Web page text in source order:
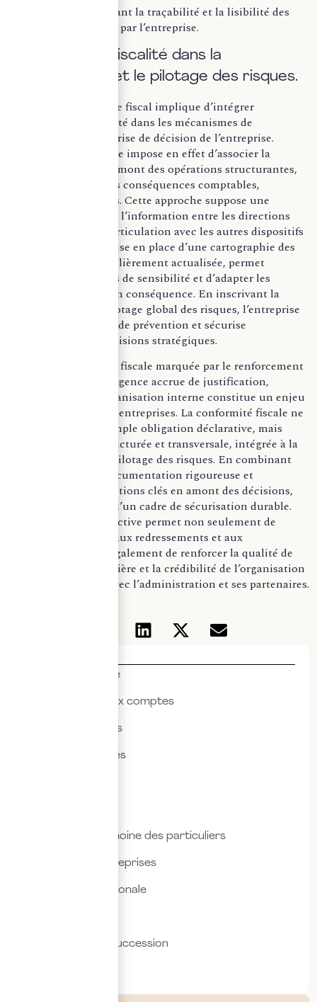
Actualités & veille
Commissariat aux comptes
Droit des affaires
Droit des sociétés
Fiscalité & patrimoine des particuliers
Fiscalité des entreprises
Fiscalité internationale
Transmission & succession
contrôle, en renforçant la traçabilité et la lisibilité des
choix fiscaux opérés par l’entreprise.
b) Intégrer la fiscalité dans la
gouvernance et le pilotage des risques.
La maîtrise du risque fiscal implique d’intégrer
pleinement la fiscalité dans les mécanismes de
gouvernance et de prise de décision de l’entreprise.
L’actualité normative impose en effet d’associer la
fonction fiscale en amont des opérations structurantes,
afin d’anticiper leurs conséquences comptables,
juridiques et fiscales. Cette approche suppose une
circulation fluide de l’information entre les directions
concernées et une articulation avec les autres dispositifs
de conformité. La mise en place d’une cartographie des
risques fiscaux, régulièrement actualisée, permet
d’identifier les zones de sensibilité et d’adapter les
contrôles internes en conséquence. En inscrivant la
fiscalité dans un pilotage global des risques, l’entreprise
renforce sa capacité de prévention et sécurise
durablement ses décisions stratégiques.
Face à une actualité fiscale marquée par le renforcement
des contrôles et l’exigence accrue de justification,
l’adaptation de l’organisation interne constitue un enjeu
stratégique pour les entreprises. La conformité fiscale ne
relève plus d’une simple obligation déclarative, mais
d’une démarche structurée et transversale, intégrée à la
gouvernance et au pilotage des risques. En combinant
contrôle interne, documentation rigoureuse et
implication des fonctions clés en amont des décisions,
l’entreprise se dote d’un cadre de sécurisation durable.
Cette approche proactive permet non seulement de
limiter l’exposition aux redressements et aux
contentieux, mais également de renforcer la qualité de
l’information financière et la crédibilité de l’organisation
dans ses relations avec l’administration et ses partenaires.